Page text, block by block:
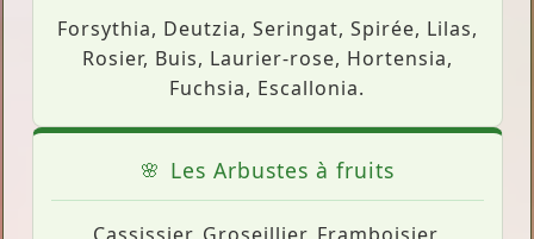
Forsythia, Deutzia, Seringat, Spirée, Lilas,
Rosier, Buis, Laurier-rose, Hortensia,
Fuchsia, Escallonia.
Les Arbustes à fruits